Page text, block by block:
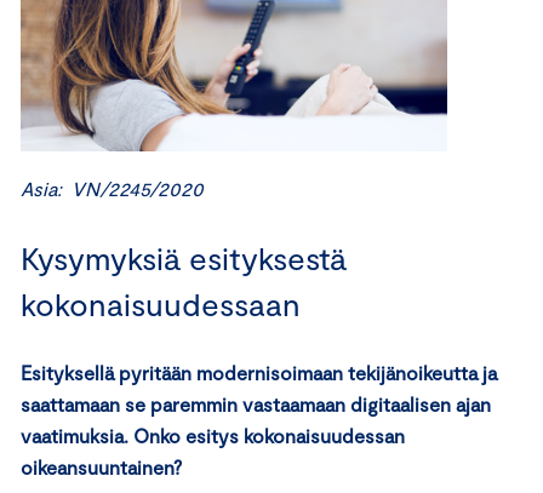
Asia: VN/2245/2020
Kysymyksiä esityksestä
kokonaisuudessaan
Esityksellä pyritään modernisoimaan tekijänoikeutta ja
saattamaan se paremmin vastaamaan digitaalisen ajan
vaatimuksia. Onko esitys kokonaisuudessan
oikeansuuntainen?